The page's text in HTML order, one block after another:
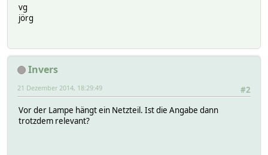
vg
jörg
Invers
#2
21 Dezember 2014, 18:29:49
Vor der Lampe hängt ein Netzteil. Ist die Angabe dann
trotzdem relevant?